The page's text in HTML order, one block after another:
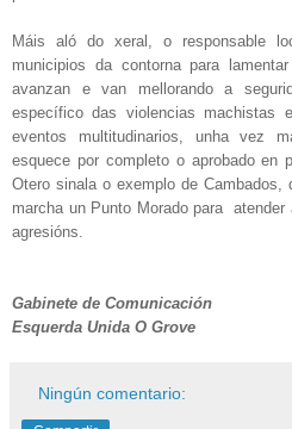
Máis aló do xeral, o responsable
municipios da contorna para
avanzan e van mellorando a
específico das violencias machistas
eventos multitudinarios, unha vez
esquece por completo o aprobado en
Otero sinala o exemplo de Cambados,
marcha un Punto Morado para atender
agresións.
Gabinete de Comunicación
Esquerda Unida O Grove
Ningún comentario: